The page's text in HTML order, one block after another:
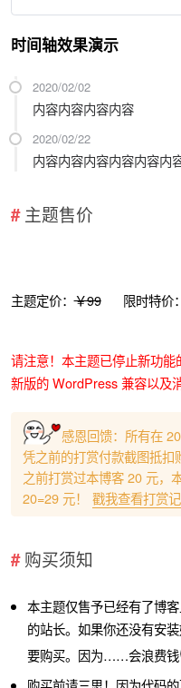
时间轴效果演示
2020/02/02
内容内容内容内容
2020/02/22
内容内容内容内容内容内
主题售价
主题定价：￥99限时特价
请注意！本主题已停止新功
新版的 WordPress 兼容以及
感恩回馈：所有在
凭之前的打赏付款截图抵
之前打赏过本博客 20 元，
20=29 元！
戳我查看打赏
购买须知
本主题仅售予已经有了博
的站长。如果你还没有安
要购买。因为……会浪费钱